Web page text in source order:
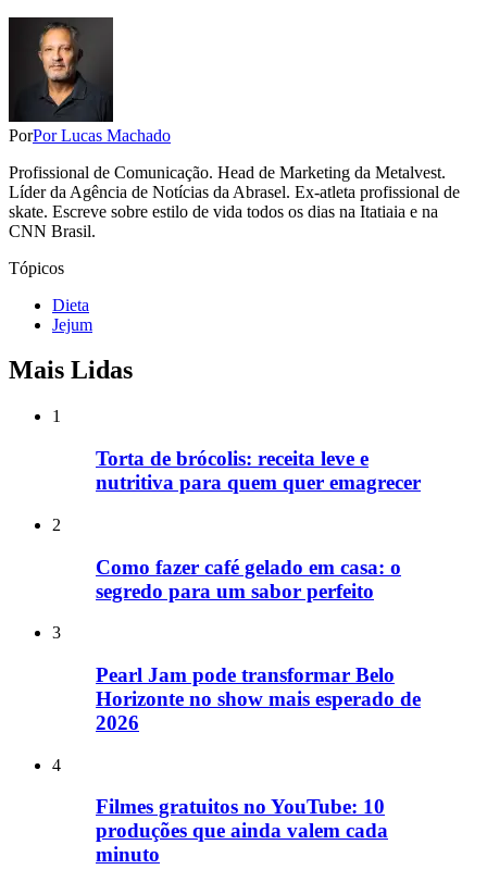
PorPor Lucas Machado
Profissional de Comunicação. Head de Marketing da Metalvest.
Líder da Agência de Notícias da Abrasel. Ex-atleta profissional de
skate. Escreve sobre estilo de vida todos os dias na Itatiaia e na
CNN Brasil.
Tópicos
Dieta
Jejum
Mais Lidas
1
Torta de brócolis: receita leve e
nutritiva para quem quer emagrecer
2
Como fazer café gelado em casa: o
segredo para um sabor perfeito
3
Pearl Jam pode transformar Belo
Horizonte no show mais esperado de
2026
4
Filmes gratuitos no YouTube: 10
produções que ainda valem cada
minuto